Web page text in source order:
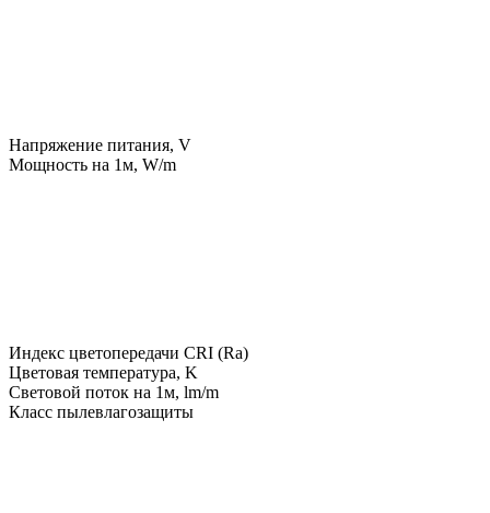
Напряжение питания, V
Мощность на 1м, W/m
Индекс цветопередачи CRI (Ra)
Цветовая температура, K
Световой поток на 1м, lm/m
Класс пылевлагозащиты